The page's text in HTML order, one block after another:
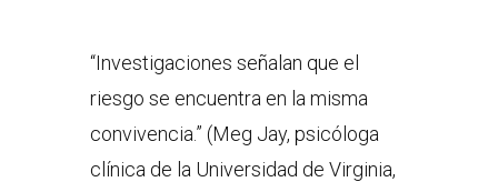
“Investigaciones señalan que el
riesgo se encuentra en la misma
convivencia.” (Meg Jay, psicóloga
clínica de la Universidad de Virginia,